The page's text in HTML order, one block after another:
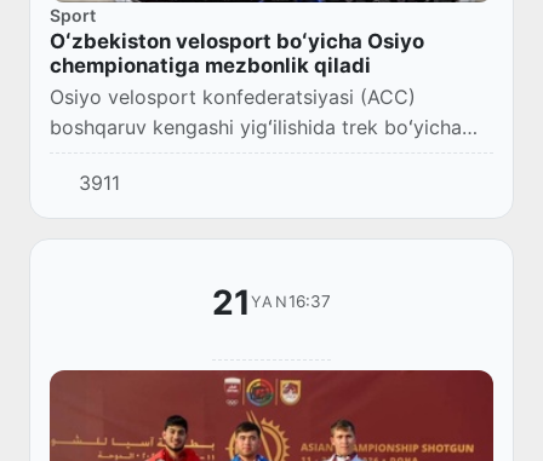
Sport
Oʻzbekiston velosport boʻyicha Osiyo
chempionatiga mezbonlik qiladi
Osiyo velosport konfederatsiyasi (ACC)
boshqaruv kengashi yigʻilishida trek boʻyicha
2028-yili oʻtkaziladigan Osiyo chempionatiga
Oʻzbekiston mezbonlik qilishi tasdiqlandi.
3911
21 YAN16:37